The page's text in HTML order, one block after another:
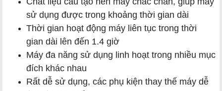
sử dụng được trong khoảng thời gian dài
Thời gian hoạt động máy liên tục trong thời
gian dài lên đến 1.4 giờ
Máy đa năng sử dụng linh hoạt trong nhiều mục
đích khác nhau
Rất dễ sử dụng, các phụ kiện thay thế máy dễ